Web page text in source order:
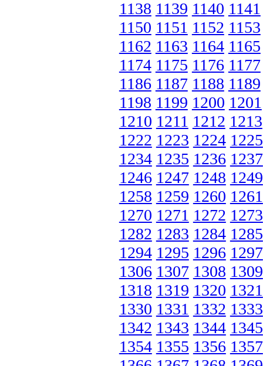
1138 1139 1140 1141
1150 1151 1152 1153
1162 1163 1164 1165
1174 1175 1176 1177
1186 1187 1188 1189
1198 1199 1200 1201
1210 1211 1212 1213
1222 1223 1224 1225
1234 1235 1236 1237
1246 1247 1248 1249
1258 1259 1260 1261
1270 1271 1272 1273
1282 1283 1284 1285
1294 1295 1296 1297
1306 1307 1308 1309
1318 1319 1320 1321
1330 1331 1332 1333
1342 1343 1344 1345
1354 1355 1356 1357